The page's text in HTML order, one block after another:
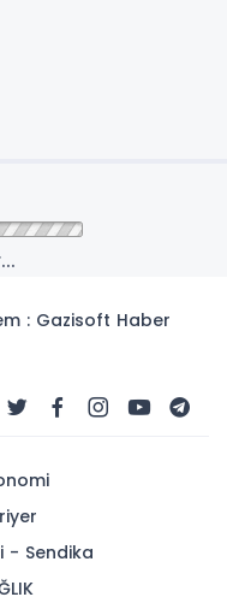
: Gazisoft Haber
- Sendika